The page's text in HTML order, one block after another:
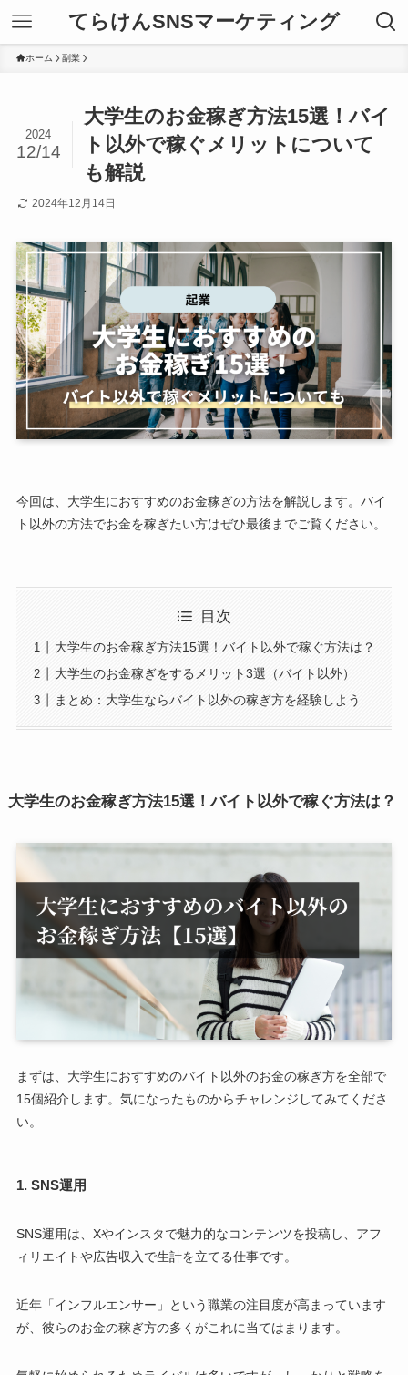
てらけんSNSマーケティング
ホーム 副業
大学生のお金稼ぎ方法15選！バイ
ト以外で稼ぐメリットについて
も解説
2024
12/14
2024年12月14日
今回は、大学生におすすめのお金稼ぎの方法を解説します。バイ
ト以外の方法でお金を稼ぎたい方はぜひ最後までご覧ください。
目次
大学生のお金稼ぎ方法15選！バイト以外で稼ぐ方法は？
大学生のお金稼ぎをするメリット3選（バイト以外）
まとめ：大学生ならバイト以外の稼ぎ方を経験しよう
大学生のお金稼ぎ方法15選！バイト以外で稼ぐ方法は？
まずは、大学生におすすめのバイト以外のお金の稼ぎ方を全部で
15個紹介します。気になったものからチャレンジしてみてくださ
い。
1. SNS運用
SNS運用は、Xやインスタで魅力的なコンテンツを投稿し、アフ
ィリエイトや広告収入で生計を立てる仕事です。
近年「インフルエンサー」という職業の注目度が高まっています
が、彼らのお金の稼ぎ方の多くがこれに当てはまります。